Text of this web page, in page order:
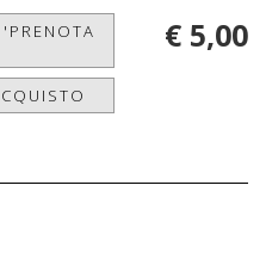
€ 5,00